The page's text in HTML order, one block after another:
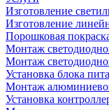
Изготовление
Изготовление
Порошковая
Монтаж
Монтаж
Установка блока
Монтаж
Установка